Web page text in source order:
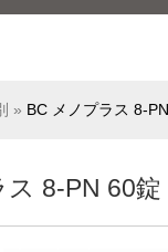
» BC メノプラス 8-
8-PN 60錠